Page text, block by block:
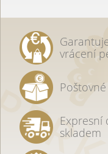
vrácení
Expresní
skladem